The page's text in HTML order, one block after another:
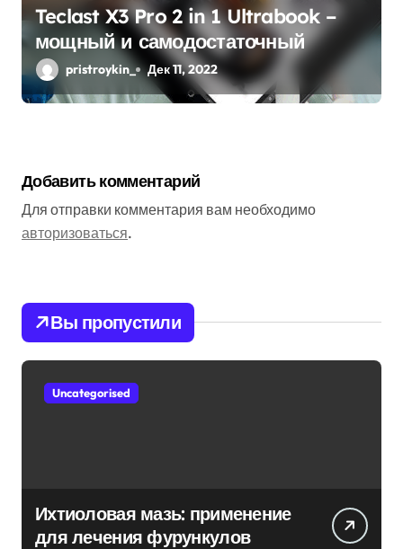
Teclast X3 Pro 2 in 1 Ultrabook –
мощный и самодостаточный
pristroykin_ Дек 11, 2022
Добавить комментарий
Для отправки комментария вам необходимо
авторизоваться.
Вы пропустили
Uncategorised
Ихтиоловая мазь: применение
для лечения фурункулов